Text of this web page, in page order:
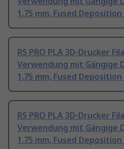
1.75 mm, Fused
RS PRO PLA 3D-Drucker
Verwendung mit Gängige
1.75 mm, Fused
RS PRO PLA 3D-Drucker
Verwendung mit Gängige
1.75 mm, Fused